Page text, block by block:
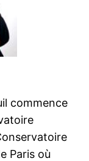
commence
Paris où